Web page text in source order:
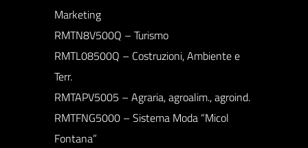
Marketing
RMTN8V500Q – Turismo
RMTL08500Q – Costruzioni, Ambiente e
Terr.
RMTAPV5005 – Agraria, agroalim., agroind.
RMTFNG5000 – Sistema Moda “Micol
Fontana”